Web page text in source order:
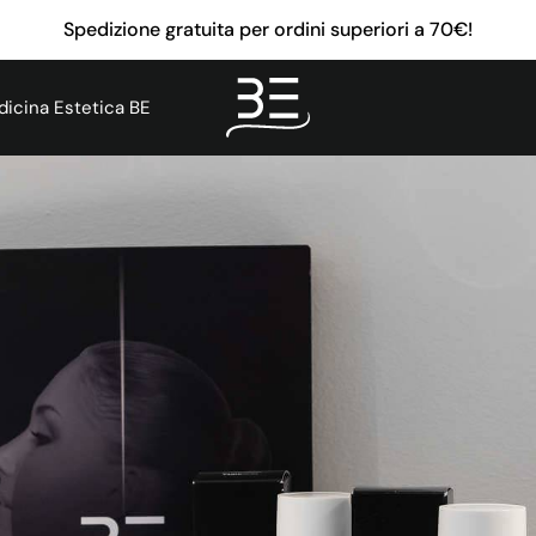
Spedizione gratuita per ordini superiori a 70€!
Estetica BE